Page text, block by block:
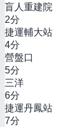
盲人重建院
2分
捷運輔大站
4分
營盤口
5分
三洋
6分
捷運丹鳳站
7分